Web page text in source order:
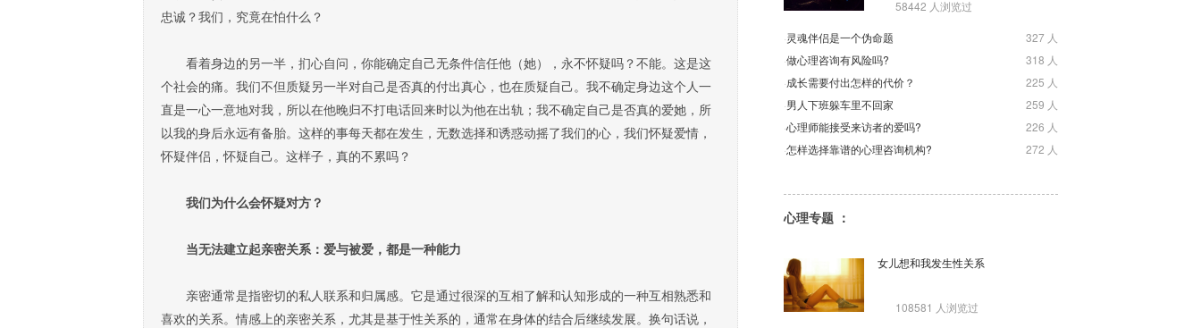
忠诚？我们，究竟在怕什么？
看着身边的另一半，扪心自问，你能确定自己无条件信任他（她），永不怀疑吗？不能。这是这
个社会的痛。我们不但质疑另一半对自己是否真的付出真心，也在质疑自己。我不确定身边这个人一
直是一心一意地对我，所以在他晚归不打电话回来时以为他在出轨；我不确定自己是否真的爱她，所
以我的身后永远有备胎。这样的事每天都在发生，无数选择和诱惑动摇了我们的心，我们怀疑爱情，
怀疑伴侣，怀疑自己。这样子，真的不累吗？
我们为什么会怀疑对方？
当无法建立起亲密关系：爱与被爱，都是一种能力
亲密通常是指密切的私人联系和归属感。它是通过很深的互相了解和认知形成的一种互相熟悉和
喜欢的关系。情感上的亲密关系，尤其是基于性关系的，通常在身体的结合后继续发展。换句话说，
58442 人浏览过
·灵魂伴侣是一个伪命题
327 人
·做心理咨询有风险吗?
318 人
·成长需要付出怎样的代价？
225 人
·男人下班躲车里不回家
259 人
·心理师能接受来访者的爱吗?
226 人
·怎样选择靠谱的心理咨询机构? 272 人
心理专题 ：
女儿想和我发生性关系
108581 人浏览过